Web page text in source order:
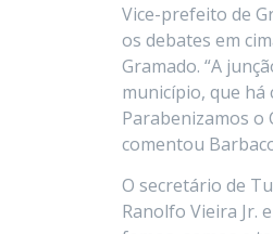
Vice-prefeito de
os debates em
Gramado. “A
município, que há
Parabenizamos o
comentou
O secretário de
Ranolfo Vieira Jr.